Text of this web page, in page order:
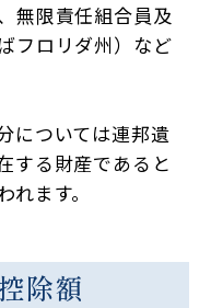
無限責任組合員及
フロリダ州）など
については連邦遺
する財産であると
ます。
除額